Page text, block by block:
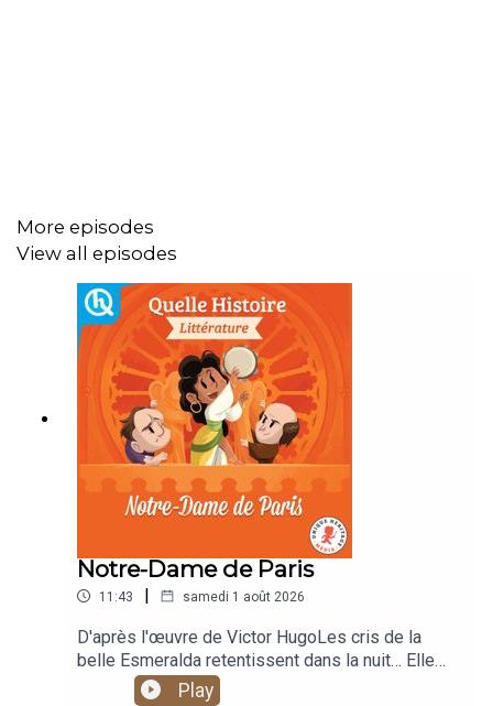
More episodes
View all episodes
Notre-Dame de Paris
11:43 | samedi 1 août 2026
D'après l'œuvre de Victor HugoLes cris de la
belle Esmeralda retentissent dans la nuit… Elle
vient d’être enlevée par Quasimodo, le « bossu
Play